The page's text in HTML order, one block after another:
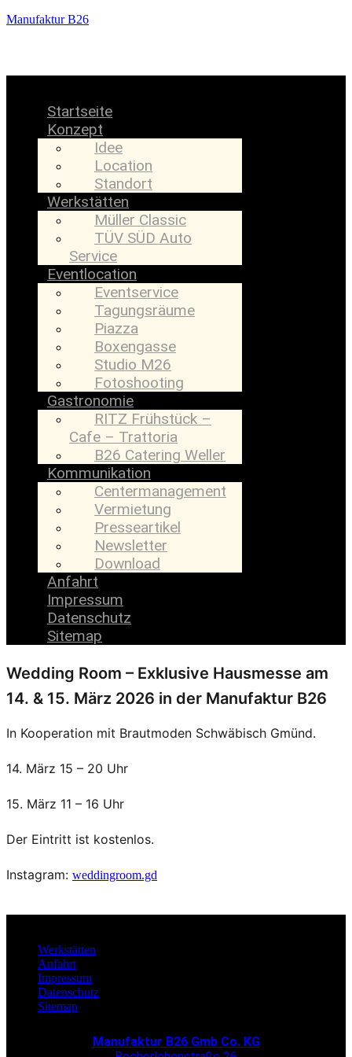
Manufaktur B26
Startseite
Konzept
Idee
Location
Standort
Werkstätten
Müller Classic
TÜV SÜD Auto
Service
Eventlocation
Eventservice
Tagungsräume
Piazza
Boxengasse
Studio M26
Fotoshooting
Gastronomie
RITZ Frühstück –
Cafe – Trattoria
B26 Catering Weller
Kommunikation
Centermanagement
Vermietung
Presseartikel
Newsletter
Download
Anfahrt
Impressum
Datenschutz
Sitemap
Wedding Room – Exklusive Hausmesse am
14. & 15. März 2026 in der Manufaktur B26
In Kooperation mit Brautmoden Schwäbisch Gmünd.
14. März 15 – 20 Uhr
15. März 11 – 16 Uhr
Der Eintritt ist kostenlos.
Instagram: weddingroom.gd
Werkstätten
Anfahrt
Impressum
Datenschutz
Sitemap
Manufaktur B26 Gmb Co. KG